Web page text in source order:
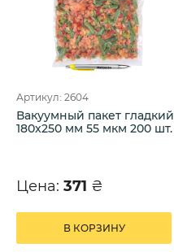
Артикул: 2604
Вакуумный пакет гладкий
180х250 мм 55 мкм 200 шт.
Цена: 371 ₴
В КОРЗИНУ